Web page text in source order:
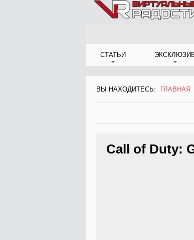
СТАТЬИ
ВЫ НАХОДИТЕСЬ:
ВЫ НАХОДИТЕСЬ
ГЛАВНАЯ
Call of Duty: